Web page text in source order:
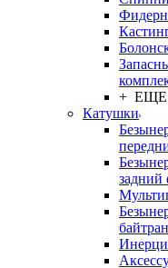
+ ЕЩЕ
Катушки
задний